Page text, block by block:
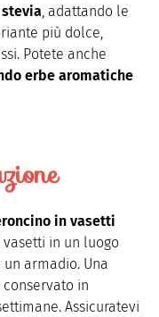
, adattando le
più dolce,
Potete anche
erbe aromatiche
in vasetti
vasetti in un luogo
armadio. Una
in
Assicuratevi